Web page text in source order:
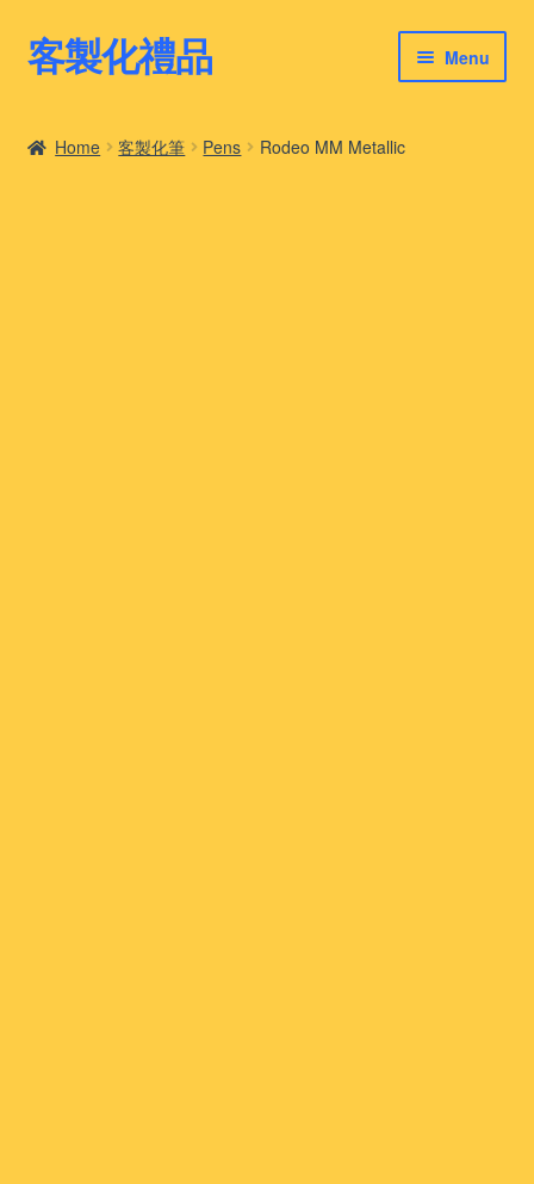
Skip
to
Skip
to
客製化禮品 Menu
Home 客製化筆 Pens Rodeo MM Metallic